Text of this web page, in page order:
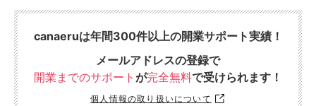
canaeruは年間300件以上の開業サポート実績！
メールアドレスの登録で
開業までのサポート が完全無料で受けられます！
個人情報の取り扱いについて